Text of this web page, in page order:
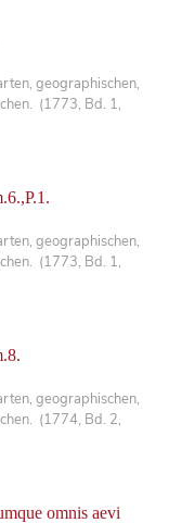
geographischen,
(1773, Bd. 1,
geographischen,
(1773, Bd. 1,
geographischen,
(1774, Bd. 2,
omnis aevi